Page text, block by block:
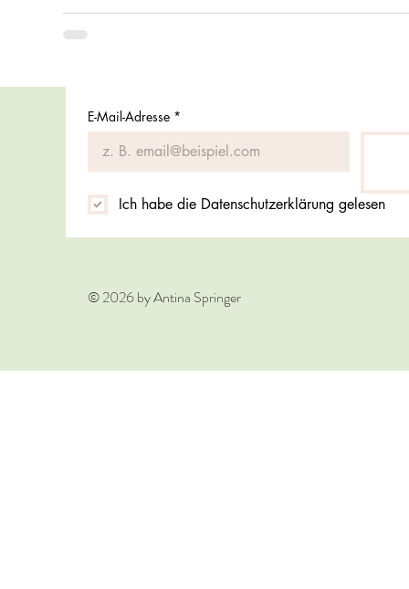
E-Mail-Adresse *
Ich habe die Datenschutzerklärung gelesen
© 2026 by Antina Springer